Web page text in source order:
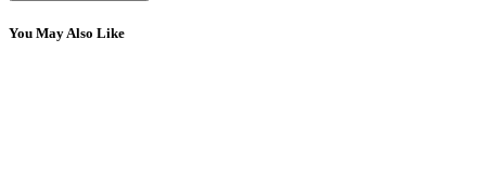
You May Also Like